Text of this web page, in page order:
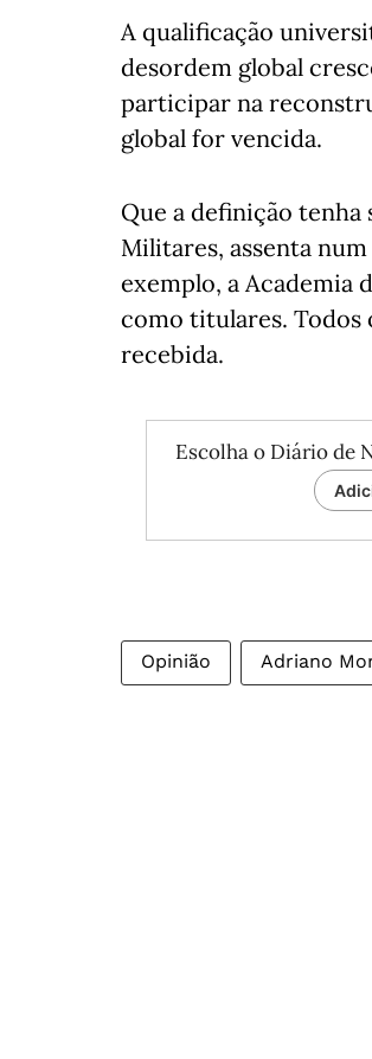
A qualificação
desordem global
participar na
global for vencida.
Que a definição
Militares, assenta
exemplo, a Academia
como titulares. Todos
recebida.
Escolha o Diário de
Opinião Adriano